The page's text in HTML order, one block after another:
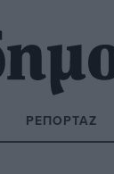
ΡΕΠΟΡΤΆΖ